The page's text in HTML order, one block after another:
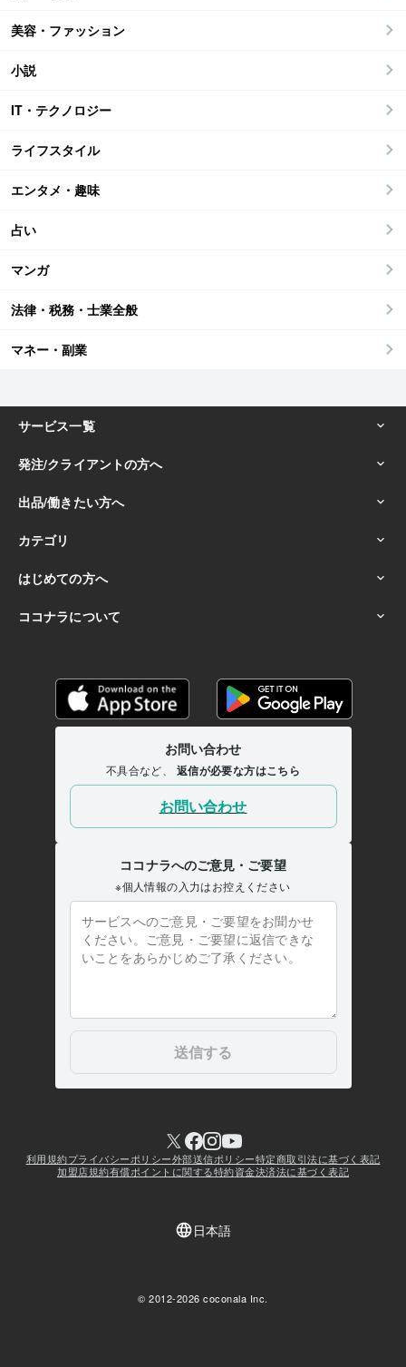
美容・ファッション
小説
IT・テクノロジー
ライフスタイル
エンタメ・趣味
占い
マンガ
法律・税務・士業全般
マネー・副業